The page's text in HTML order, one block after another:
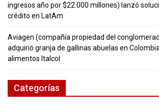
ingresos año por $22.000 millones) lanzó
crédito en LatAm
Aviagen (compañía propiedad del
adquirió granja de gallinas abuelas en
alimentos Italcol
Categorías